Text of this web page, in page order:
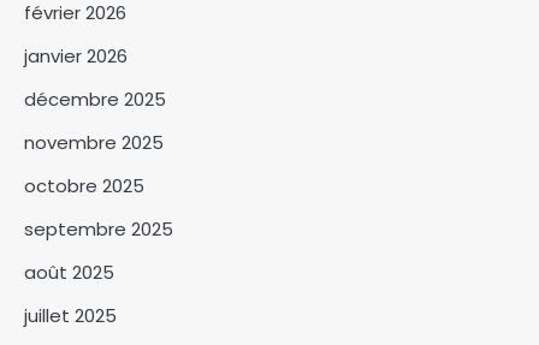
février 2026
janvier 2026
décembre 2025
novembre 2025
octobre 2025
septembre 2025
août 2025
juillet 2025
3
mission sénatoriale en Libye et la
libération de détenus tchadiens